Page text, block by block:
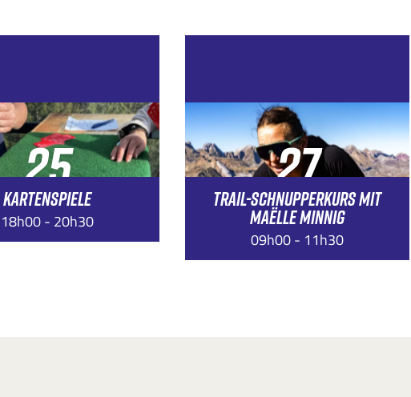
25
SEP.
KARTENSPIELE
18h00 - 20h30
27
JUNI
TRAIL-SCHNUPPERKURS MIT
MAËLLE MINNIG
09h00 - 11h30